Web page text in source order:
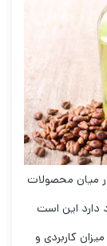
میان محصولات
دارد این است
کاربردی و